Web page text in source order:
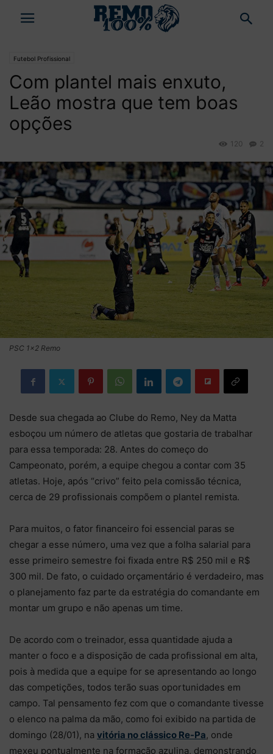
Futebol Profissional
Com plantel mais enxuto,
Leão mostra que tem boas
opções
2
120
PSC 1x2 Remo
Desde sua chegada ao Clube do Remo, Ney da Matta
esboçou um número de atletas que gostaria de trabalhar
para essa temporada: 28. Antes do começo do
Campeonato, porém, a equipe chegou a contar com 35
atletas. Hoje, após “crivo” feito pela comissão técnica,
cerca de 29 profissionais compõem o plantel remista.
Para muitos, o fator financeiro foi essencial paras se
chegar a esse número, uma vez que a folha salarial para
esse primeiro semestre foi fixada entre R$ 250 mil e R$
300 mil. De fato, o cuidado orçamentário é verdadeiro, mas
o planejamento faz parte da estratégia do comandante em
montar um grupo e não apenas um time.
De acordo com o treinador, essa quantidade ajuda a
manter o foco e a disposição de cada profissional em alta,
pois à medida que a equipe for se apresentando ao longo
das competições, todos terão suas oportunidades em
campo. Tal pensamento fez com que o comandante tivesse
o elenco na palma da mão, como foi exibido na partida de
domingo (28/01), na vitória no clássico Re-Pa, onde
mexeu pontualmente na formação azulina, demonstrando